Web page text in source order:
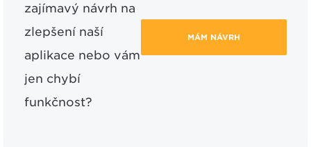
zajímavý návrh na
zlepšení naší
aplikace nebo vám
jen chybí
funkčnost?
MÁM NÁVRH